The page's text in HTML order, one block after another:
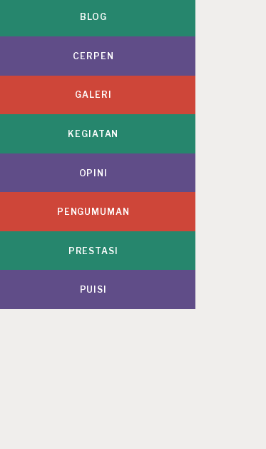
BLOG
CERPEN
GALERI
KEGIATAN
OPINI
PENGUMUMAN
PRESTASI
PUISI